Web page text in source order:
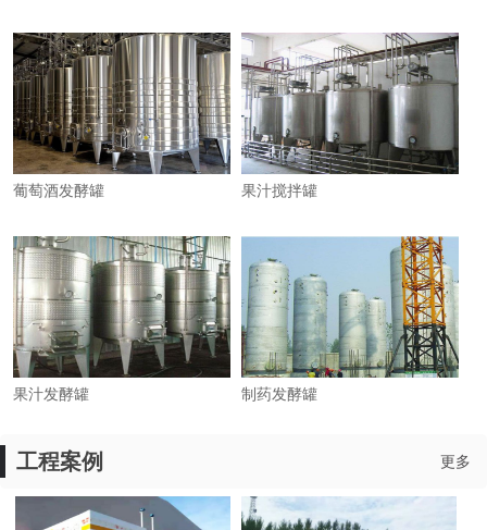
葡萄酒发酵罐 果汁搅拌罐
果汁发酵罐 制药发酵罐
工程案例 更多